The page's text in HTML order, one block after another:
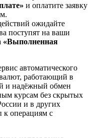
и оплатите заявку
ожидайте
поступят на ваши
«Выполненная
автоматического
работающий в
и надёжный обмен
курсам без скрытых
и в других
к операциям с